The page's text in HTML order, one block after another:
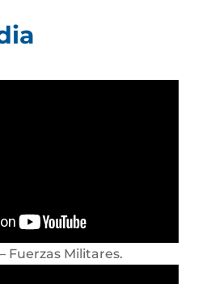
Fuerzas Militares.